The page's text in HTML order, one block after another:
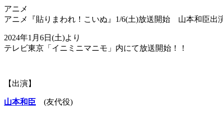
アニメ
アニメ『貼りまわれ！こいぬ』1/6(土)放送開始 山本和臣出
2024年1月6日(土)より
テレビ東京「イニミニマニモ」内にて放送開始！！
【出演】
山本和臣 (友代役)